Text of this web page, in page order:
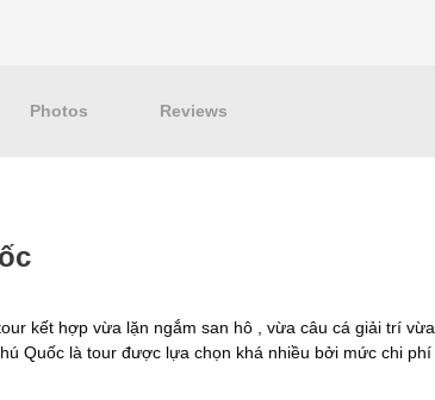
Photos Reviews
kết hợp vừa lặn ngắm san hô , vừa câu cá giải trí vừa
Quốc là tour được lựa chọn khá nhiều bởi mức chi phí